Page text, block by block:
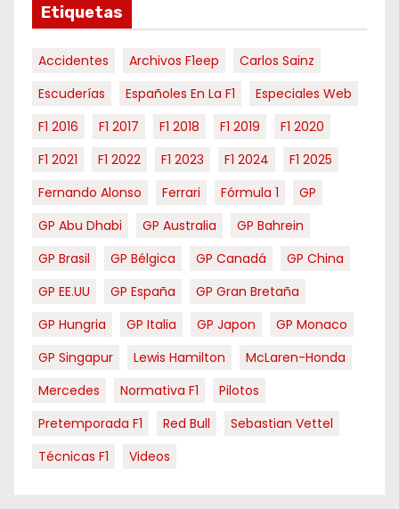
s
Etiquetas
Accidentes Archivos F1eep
Carlos Sainz
Escuderías
Españoles En La F1
Especiales Web
F1 2016
F1 2017 F1 2018 F1 2019
F1 2020
F1 2021
F1 2022 F1 2023 F1 2024
F1 2025
Fernando Alonso
Ferrari Fórmula 1
GP
GP Abu Dhabi
GP Australia
GP Bahrein
GP Brasil
GP Bélgica GP Canadá
GP China
GP EE.UU
GP España
GP Gran Bretaña
GP Hungria
GP Italia GP Japon
GP Monaco
GP Singapur
Lewis Hamilton
McLaren-Honda
Mercedes
Normativa F1
Pilotos
Pretemporada F1
Red Bull
Sebastian Vettel
Técnicas F1
Videos